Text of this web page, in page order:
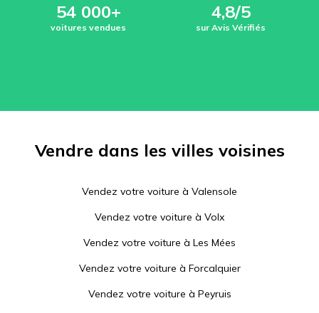
54 000+
voitures vendues
4,8/5
sur Avis Vérifiés
Vendre dans les villes voisines
Vendez votre voiture à Valensole
Vendez votre voiture à Volx
Vendez votre voiture à Les Mées
Vendez votre voiture à Forcalquier
Vendez votre voiture à Peyruis